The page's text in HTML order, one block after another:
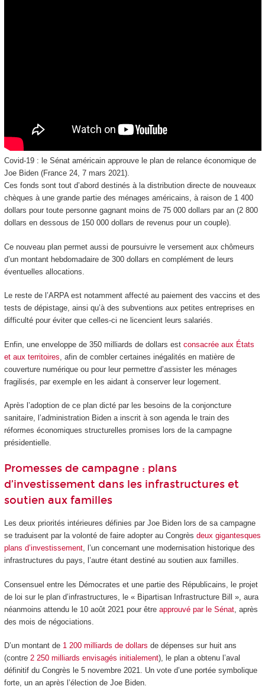
Covid-19 : le Sénat américain approuve le plan de relance économique de
Joe Biden (France 24, 7 mars 2021).
Ces fonds sont tout d’abord destinés à la distribution directe de nouveaux
chèques à une grande partie des ménages américains, à raison de 1 400
dollars pour toute personne gagnant moins de 75 000 dollars par an (2 800
dollars en dessous de 150 000 dollars de revenus pour un couple).
Ce nouveau plan permet aussi de poursuivre le versement aux chômeurs
d’un montant hebdomadaire de 300 dollars en complément de leurs
éventuelles allocations.
Le reste de l’ARPA est notamment affecté au paiement des vaccins et des
tests de dépistage, ainsi qu’à des subventions aux petites entreprises en
difficulté pour éviter que celles-ci ne licencient leurs salariés.
Enfin, une enveloppe de 350 milliards de dollars est consacrée aux États
et aux territoires , afin de combler certaines inégalités en matière de
couverture numérique ou pour leur permettre d’assister les ménages
fragilisés, par exemple en les aidant à conserver leur logement.
Après l’adoption de ce plan dicté par les besoins de la conjoncture
sanitaire, l’administration Biden a inscrit à son agenda le train des
réformes économiques structurelles promises lors de la campagne
présidentielle.
Promesses de campagne : plans
d’investissement dans les infrastructures et
soutien aux familles
Les deux priorités intérieures définies par Joe Biden lors de sa campagne
se traduisent par la volonté de faire adopter au Congrès deux gigantesques
plans d’investissement, l’un concernant une modernisation historique des
infrastructures du pays, l’autre étant destiné au soutien aux familles.
Consensuel entre les Démocrates et une partie des Républicains, le projet
de loi sur le plan d’infrastructures, le « Bipartisan Infrastructure Bill », aura
néanmoins attendu le 10 août 2021 pour être approuvé par le Sénat, après
des mois de négociations.
D’un montant de 1 200 milliards de dollars de dépenses sur huit ans
(contre 2 250 milliards envisagés initialement), le plan a obtenu l’aval
définitif du Congrès le 5 novembre 2021. Un vote d’une portée symbolique
forte, un an après l’élection de Joe Biden.